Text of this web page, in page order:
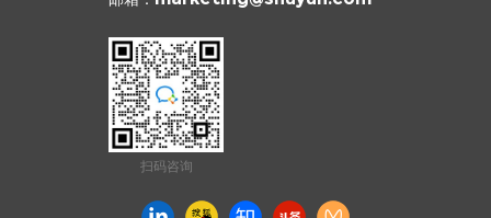
扫码咨询